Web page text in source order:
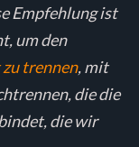
Empfehlung ist
um den
trennen, mit
die die
die wir